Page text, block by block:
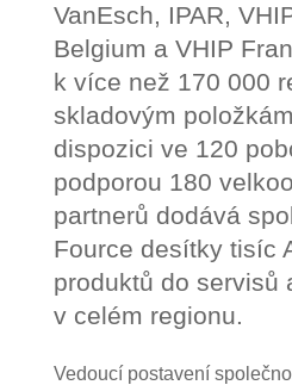
VanEsch, IPAR,
Belgium a VHIP
k více než 170 000
skladovým
dispozici ve 120
podporou 180
partnerů dodává
Fource desítky tisíc
produktů do servisů
v celém regionu.
Vedoucí postavení